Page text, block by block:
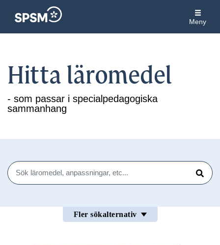
Meny
Hitta läromedel
- som passar i specialpedagogiska
sammanhang
Sök
Sök
Fler sökalternativ